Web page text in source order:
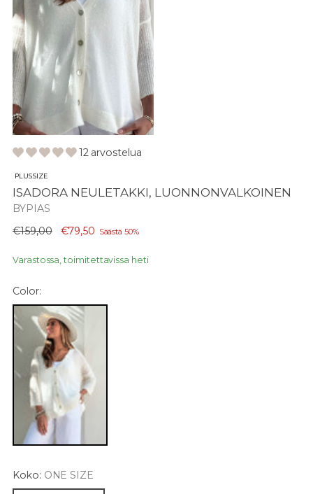
12 arvostelua
PLUS SIZE
ISADORA NEULETAKKI, LUONNONVALKOINEN
BYPIAS
Normaali
€159,00 €79,50 Säästä 50%
Varastossa, toimitettavissa heti
Color:
Koko: ONE SIZE